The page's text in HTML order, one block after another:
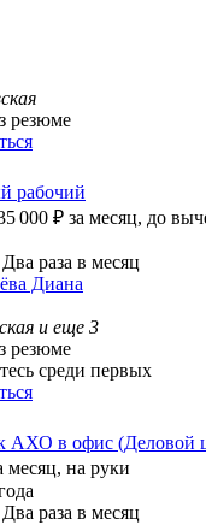
резюме
рабочий
000 ₽ за месяц, до
раза в месяц
Диана
и еще 3
резюме
среди первых
АХО в офис (Деловой
месяц, на руки
раза в месяц